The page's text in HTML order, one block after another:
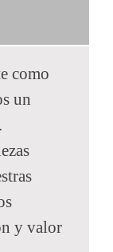
como
un
y valor